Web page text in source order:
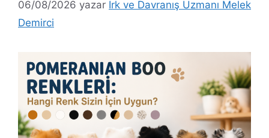
06/08/2026 yazar Irk ve Davranış Uzmanı Melek
Demirci